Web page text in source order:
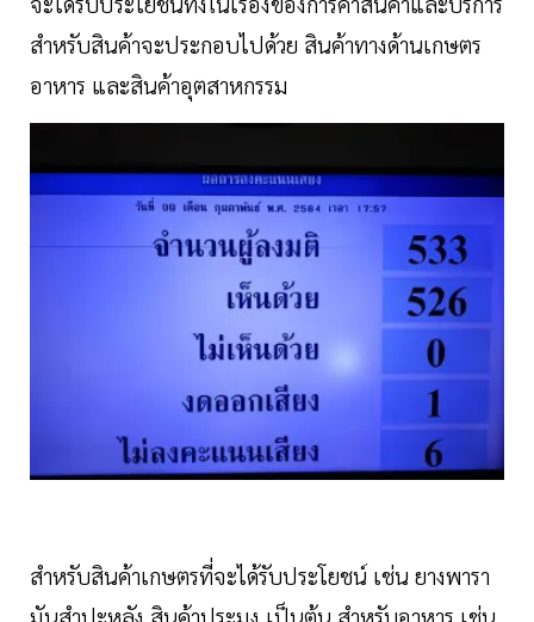
สำหรับสินค้าจะประกอบไปด้วย สินค้าทางด้านเกษตร
อาหาร และสินค้าอุตสาหกรรม
สำหรับสินค้าเกษตรที่จะได้รับประโยชน์ เช่น ยางพารา
มันสำปะหลัง สินค้าประมง เป็นต้น สำหรับอาหาร เช่น